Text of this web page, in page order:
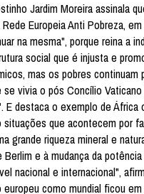
Jardim Moreira assinala
Europeia Anti Pobreza,
na mesma", porque reina a
social que é injusta e
mas os pobres continuam
vivia o pós Concílio
destaca o exemplo de
que acontecem por
grande riqueza mineral e
e à mudança da
nacional e internacional",
como mundial ficou